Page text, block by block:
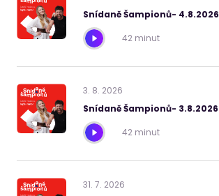
Snídaně Šampionů- 4.8.2026
42 minut
3. 8. 2026
Snídaně Šampionů- 3.8.2026
42 minut
31. 7. 2026